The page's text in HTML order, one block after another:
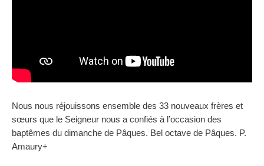
Nous nous réjouissons ensemble des 33 nouveaux frères et
sœurs que le Seigneur nous a confiés à l’occasion des
baptêmes du dimanche de Pâques. Bel octave de Pâques. P.
Amaury+